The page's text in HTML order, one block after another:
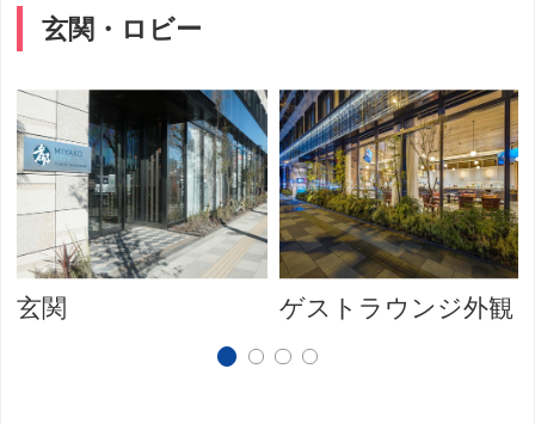
玄関・ロビー
玄関 ゲストラウンジ外観